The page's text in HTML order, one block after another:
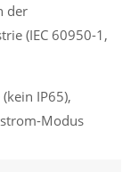
der
(IEC 60950-1,
IP65),
Modus